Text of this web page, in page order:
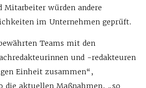
würden andere
im Unternehmen geprüft.
Teams mit den
und -redakteuren
Einheit zusammen“,
die aktuellen Maßnahmen, „so